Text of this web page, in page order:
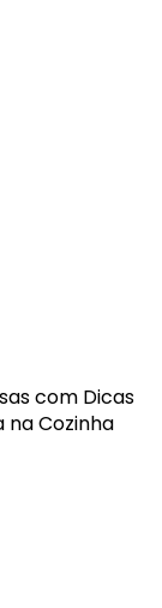
com Dicas
na Cozinha